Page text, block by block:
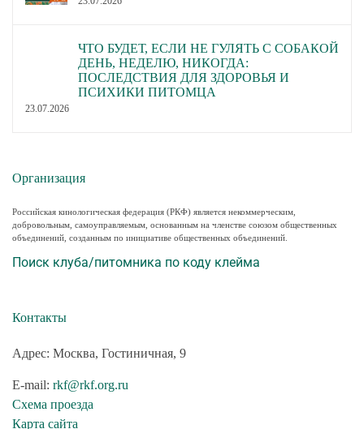
ЧТО БУДЕТ, ЕСЛИ НЕ ГУЛЯТЬ С СОБАКОЙ
ДЕНЬ, НЕДЕЛЮ, НИКОГДА:
ПОСЛЕДСТВИЯ ДЛЯ ЗДОРОВЬЯ И
ПСИХИКИ ПИТОМЦА
23.07.2026
Организация
Российская кинологическая федерация (РКФ) является некоммерческим,
добровольным, самоуправляемым, основанным на членстве союзом общественных
объединений, созданным по инициативе общественных объединений.
Поиск клуба/питомника по коду клейма
Контакты
Адрес: Москва, Гостиничная, 9
E-mail: rkf@rkf.org.ru
Схема проезда
Карта сайта